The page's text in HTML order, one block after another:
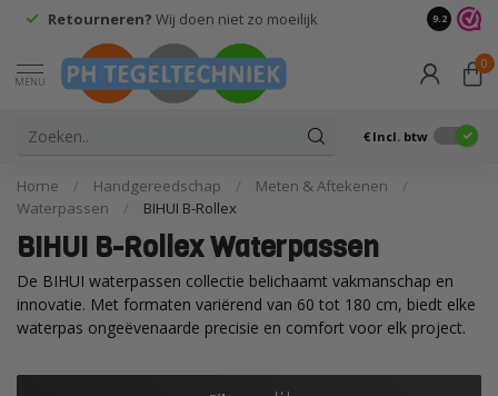
Retourneren? Wij doen niet zo moeilijk 9.2
MENU
0
€ Incl. btw
Home / Handgereedschap / Meten & Aftekenen
/
Waterpassen
/ BIHUI B-Rollex
BIHUI B-Rollex Waterpassen
De BIHUI waterpassen collectie belichaamt vakmanschap en
innovatie. Met formaten variërend van 60 tot 180 cm, biedt elke
waterpas ongeëvenaarde precisie en comfort voor elk project.